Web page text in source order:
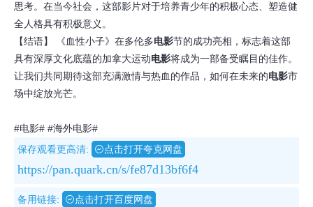
思考。在当今社会，这部影片对于培养青少年的积极心态、塑造健
全人格具有积极意义。
【结语】 《血性小子》在多伦多电影节的成功亮相，标志着这部
具有深厚文化底蕴的加拿大运动电影将成为一部备受瞩目的佳作。
让我们共同期待这部充满激情与热血的作品，如何在未来的电影市
场中绽放光芒。
#电影# #海外电影#
保存观看更高清:
点击打开夸克网盘
https://pan.quark.cn/s/fe87d13bf6f4
备用链接: 点击打开百度网盘